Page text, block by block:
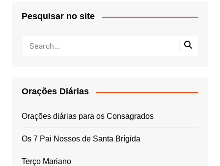
Pesquisar no site
Orações Diárias
Orações diárias para os Consagrados
Os 7 Pai Nossos de Santa Brígida
Terço Mariano